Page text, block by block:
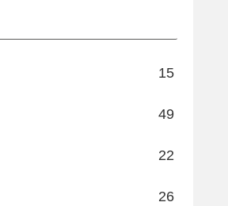
15
49
22
26